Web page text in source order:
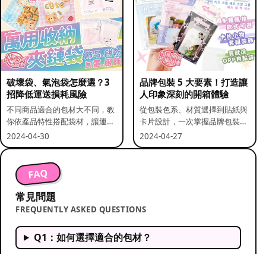
破壞袋、氣泡袋怎麼選？3
招降低運送損耗風險
不同商品適合的包材大不同，教
你依產品特性搭配袋材，讓運送
更安全。
2024-04-30
品牌包裝 5 大要素！打造讓
人印象深刻的開箱體驗
從包裝色系、材質選擇到貼紙與
卡片設計，一次掌握品牌包裝的
關鍵要素。
2024-04-27
FAQ
常見問題
FREQUENTLY ASKED QUESTIONS
Q1：如何選擇適合的包材？